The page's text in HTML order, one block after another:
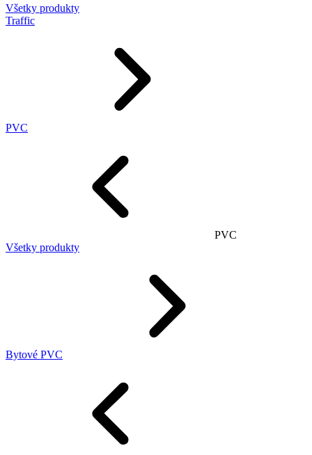
Všetky produkty
Traffic
PVC
PVC
Všetky produkty
Bytové PVC